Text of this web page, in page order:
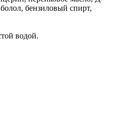
бензиловый спирт,
водой.